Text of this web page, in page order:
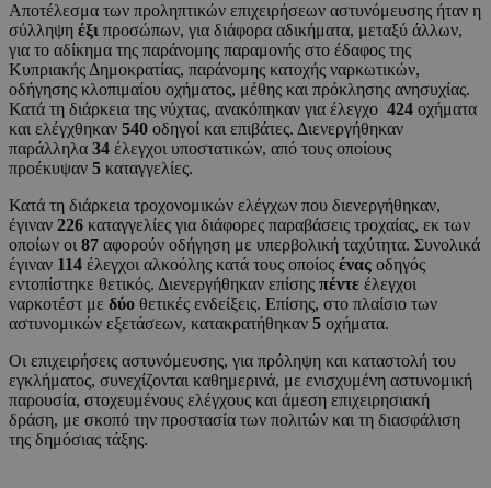
Αποτέλεσμα των προληπτικών επιχειρήσεων αστυνόμευσης ήταν η
σύλληψη έξι προσώπων, για διάφορα αδικήματα, μεταξύ άλλων,
για το αδίκημα της παράνομης παραμονής στο έδαφος της
Κυπριακής Δημοκρατίας, παράνομης κατοχής ναρκωτικών,
οδήγησης κλοπιμαίου οχήματος, μέθης και πρόκλησης ανησυχίας.
Κατά τη διάρκεια της νύχτας, ανακόπηκαν για έλεγχο 424 οχήματα
και ελέγχθηκαν 540 οδηγοί και επιβάτες. Διενεργήθηκαν
παράλληλα 34 έλεγχοι υποστατικών, από τους οποίους
προέκυψαν 5 καταγγελίες.
Κατά τη διάρκεια τροχονομικών ελέγχων που διενεργήθηκαν,
έγιναν 226 καταγγελίες για διάφορες παραβάσεις τροχαίας, εκ των
οποίων οι 87 αφορούν οδήγηση με υπερβολική ταχύτητα. Συνολικά
έγιναν 114 έλεγχοι αλκοόλης κατά τους οποίος ένας οδηγός
εντοπίστηκε θετικός. Διενεργήθηκαν επίσης πέντε έλεγχοι
ναρκοτέστ με δύο θετικές ενδείξεις. Επίσης, στο πλαίσιο των
αστυνομικών εξετάσεων, κατακρατήθηκαν 5 οχήματα.
Οι επιχειρήσεις αστυνόμευσης, για πρόληψη και καταστολή του
εγκλήματος, συνεχίζονται καθημερινά, με ενισχυμένη αστυνομική
παρουσία, στοχευμένους ελέγχους και άμεση επιχειρησιακή
δράση, με σκοπό την προστασία των πολιτών και τη διασφάλιση
της δημόσιας τάξης.